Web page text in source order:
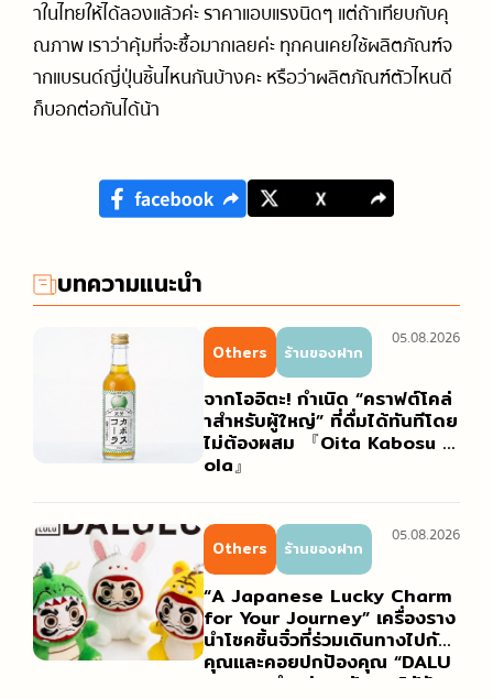
าในไทยให้ได้ลองแล้วค่ะ ราคาแอบแรงนิดๆ แต่ถ้าเทียบกับคุ
ณภาพ เราว่าคุ้มที่จะซื้อมากเลยค่ะ ทุกคนเคยใช้ผลิตภัณฑ์จ
ากแบรนด์ญี่ปุ่นชิ้นไหนกันบ้างคะ หรือว่าผลิตภัณฑ์ตัวไหนดี
ก็บอกต่อกันได้น้า
บทความแนะนำ
Others ร้านของฝาก
จากโออิตะ! กำเนิด “คราฟต์โคล่
าสำหรับผู้ใหญ่” ที่ดื่มได้ทันทีโดย
ไม่ต้องผสม 『Oita Kabosu C
ola』
05.08.2026
Others ร้านของฝาก
“A Japanese Lucky Charm
for Your Journey” เครื่องราง
นำโชคชิ้นจิ๋วที่ร่วมเดินทางไปกับ
คุณและคอยปกป้องคุณ “DALU
LU” วางจำหน่ายแล้วและได้รับค
05.08.2026